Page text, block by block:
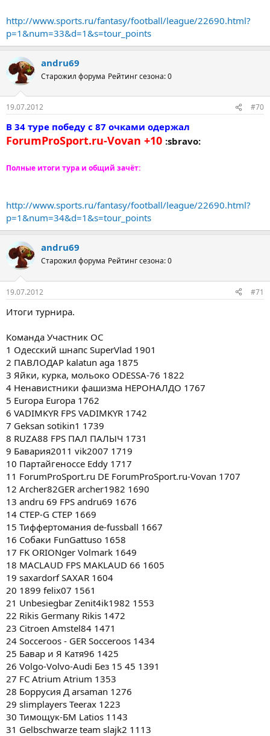
http://www.sports.ru/fantasy/football/league/22690.html?
p=1&num=33&d=1&s=tour_points
andru69
Старожил форума Рейтинг сезона: 0
19.07.2012 #70
В 34 туре победу с 87 очками одержал
ForumProSport.ru-Vovan +10 :sbravo:
Полные итоги тура и общий зачёт:
http://www.sports.ru/fantasy/football/league/22690.html?
p=1&num=34&d=1&s=tour_points
andru69
Старожил форума Рейтинг сезона: 0
19.07.2012 #71
Итоги турнира.
Команда Участник ОС
1 Одесский шнапс SuperVlad 1901
2 ПАВЛОДАР kalatun aga 1875
3 Яйки, курка, мольоко ODESSA-76 1822
4 Ненавистники фашизма НЕРОНАЛДО 1767
5 Europa Europa 1762
6 VADIMKYR FPS VADIMKYR 1742
7 Geksan sotikin1 1739
8 RUZA88 FPS ПАЛ ПАЛЫЧ 1731
9 Бавария2011 vik2007 1719
10 Партайгеноссе Eddy 1717
11 ForumProSport.ru DE ForumProSport.ru-Vovan 1707
12 Archer82GER archer1982 1690
13 andru 69 FPS andru69 1676
14 CTEP-G CTEP 1669
15 Тиффертомания de-fussball 1667
16 Собаки FunGattuso 1658
17 FK ORIONger Volmark 1649
18 MACLAUD FPS MAKLAUD 66 1605
19 saxardorf SAXAR 1604
20 1899 felix07 1561
21 Unbesiegbar Zenit4ik1982 1553
22 Rikis Germany Rikis 1472
23 Citroen Amstel84 1471
24 Socceroos - GER Socceroos 1434
25 Бавар и Я Катя96 1425
26 Volgo-Volvo-Audi Без 15 45 1391
27 FC Аtrium Atrium 1353
28 Боррусия Д arsaman 1276
29 slimplayers Teerax 1223
30 Тимощук-БМ Latios 1143
31 Gelbschwarze team slajk2 1113